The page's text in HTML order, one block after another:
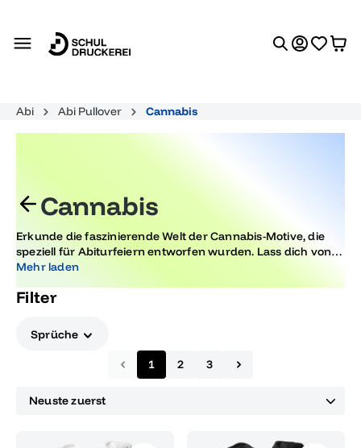
Abi Abi Pullover Cannabis
Cannabis
Erkunde die faszinierende Welt der Cannabis-Motive, die
speziell für Abiturfeiern entworfen wurden. Lass dich von
einzigartigen Designs inspirieren und finde das perfekte
Trendbewusstsein hier zusammenkommen.
Mehr laden
Filter
Sprüche
1 2 3